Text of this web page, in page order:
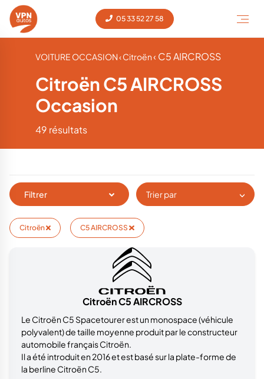
05 33 52 27 58
VOITURE OCCASION‹ Citroën‹ C5 AIRCROSS
Citroën C5 AIRCROSS
Occasion
49 résultats
Filtrer Trier par
Citroën C5 AIRCROSS
Citroën C5 AIRCROSS
Le Citroën C5 Spacetourer est un monospace (véhicule
polyvalent) de taille moyenne produit par le constructeur
automobile français Citroën.
Il a été introduit en 2016 et est basé sur la plate-forme de
la berline Citroën C5.